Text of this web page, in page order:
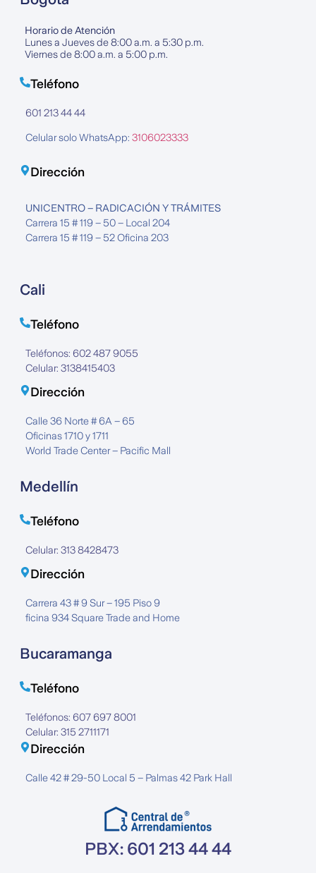
Horario de Atención
Lunes a Jueves de 8:00 a.m. a 5:30 p.m.
Viernes de 8:00 a.m. a 5:00 p.m.
Teléfono
601 213 44 44
Celular solo WhatsApp: 3106023333
Dirección
UNICENTRO – RADICACIÓN Y TRÁMITES
Carrera 15 # 119 – 50 – Local 204
Carrera 15 # 119 – 52 Oficina 203
Cali
Teléfono
Teléfonos: 602 487 9055
Celular: 3138415403
Dirección
Calle 36 Norte # 6A – 65
Oficinas 1710 y 1711
World Trade Center – Pacific Mall
Medellín
Teléfono
Celular: 313 8428473
Dirección
Carrera 43 # 9 Sur – 195 Piso 9
ficina 934 Square Trade and Home
Bucaramanga
Teléfono
Teléfonos: 607 697 8001
Celular: 315 2711171
Dirección
Calle 42 # 29-50 Local 5 – Palmas 42 Park Hall
PBX: 601 213 44 44